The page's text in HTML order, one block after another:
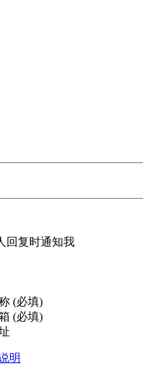
回复时通知我
(必填)
(必填)